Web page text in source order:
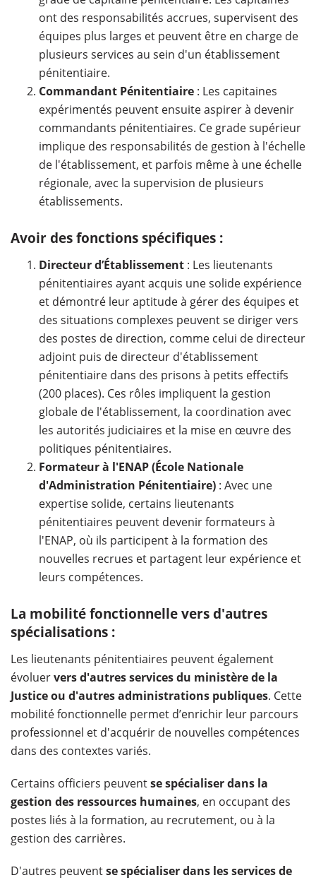
ont des responsabilités accrues, supervisent des
équipes plus larges et peuvent être en charge de
plusieurs services au sein d'un établissement
pénitentiaire.
Commandant Pénitentiaire : Les capitaines
expérimentés peuvent ensuite aspirer à devenir
commandants pénitentiaires. Ce grade supérieur
implique des responsabilités de gestion à l'échelle
de l'établissement, et parfois même à une échelle
régionale, avec la supervision de plusieurs
établissements.
Avoir des fonctions spécifiques :
Directeur d’Établissement : Les lieutenants
pénitentiaires ayant acquis une solide expérience
et démontré leur aptitude à gérer des équipes et
des situations complexes peuvent se diriger vers
des postes de direction, comme celui de directeur
adjoint puis de directeur d'établissement
pénitentiaire dans des prisons à petits effectifs
(200 places). Ces rôles impliquent la gestion
globale de l'établissement, la coordination avec
les autorités judiciaires et la mise en œuvre des
politiques pénitentiaires.
Formateur à l'ENAP (École Nationale
d'Administration Pénitentiaire) : Avec une
expertise solide, certains lieutenants
pénitentiaires peuvent devenir formateurs à
l'ENAP, où ils participent à la formation des
nouvelles recrues et partagent leur expérience et
leurs compétences.
La mobilité fonctionnelle vers d'autres
spécialisations :
Les lieutenants pénitentiaires peuvent également
évoluervers d'autres services du ministère de la
Justice ou d'autres administrations publiques. Cette
mobilité fonctionnelle permet d’enrichir leur parcours
professionnel et d'acquérir de nouvelles compétences
dans des contextes variés.
Certains officiers peuventse spécialiser dans la
gestion des ressources humaines, en occupant des
postes liés à la formation, au recrutement, ou à la
gestion des carrières.
D'autres peuventse spécialiser dans les services de